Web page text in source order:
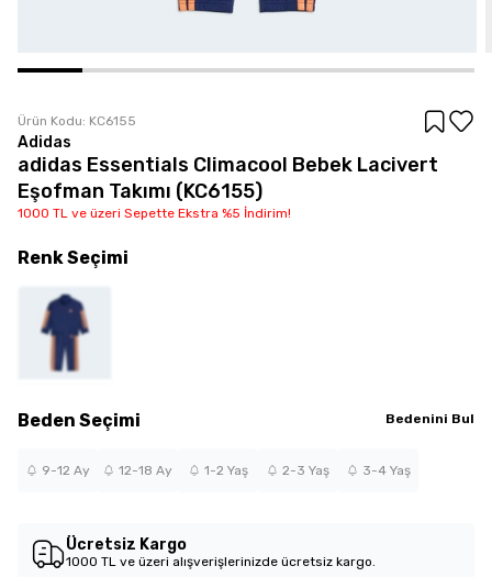
Ürün Kodu: KC6155
Adidas
adidas Essentials Climacool Bebek Lacivert
Eşofman Takımı (KC6155)
1000 TL ve üzeri Sepette Ekstra %5 İndirim!
Beden Seçimi Bedenini Bul
9-12 Ay 12-18 Ay 1-2 Yaş 2-3 Yaş 3-4 Yaş
RenkSeçimi
Ücretsiz Kargo
1000 TL ve üzeri alışverişlerinizde ücretsiz kargo.